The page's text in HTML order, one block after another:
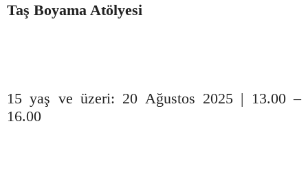
Taş Boyama Atölyesi
15 yaş ve üzeri: 20 Ağustos 2025 | 13.00 –
16.00